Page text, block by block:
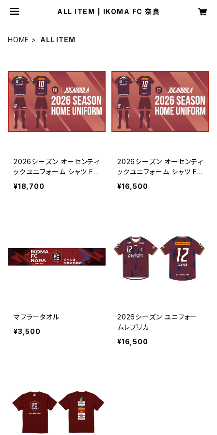
ALL ITEM | IKOMA FC 奈良
HOME ALL ITEM
2026シーズン オーセンティ
ックユニフォーム シャツ F
P/GK（1st/2nd 背番号・ネ
ームあり）
¥18,700
2026シーズン オーセンティ
ックユニフォーム シャツ F
P/GK（1st/2nd 背番号・ネ
ームなし）
¥16,500
マフラータオル
¥3,500
2026シーズン ユニフォー
ムレプリカ
¥16,500